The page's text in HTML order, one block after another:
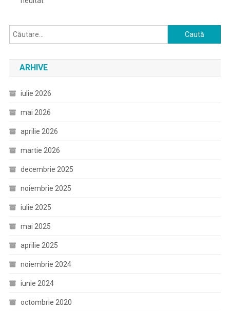
Caută
după:
ARHIVE
iulie 2026
mai 2026
aprilie 2026
martie 2026
decembrie 2025
noiembrie 2025
iulie 2025
mai 2025
aprilie 2025
noiembrie 2024
iunie 2024
octombrie 2020